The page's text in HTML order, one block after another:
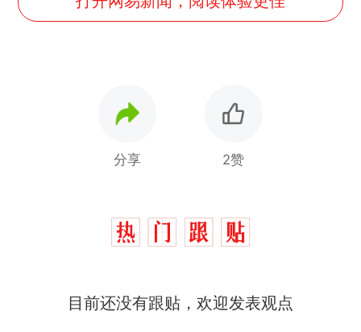
分享 2赞
目前还没有跟贴，欢迎发表观点